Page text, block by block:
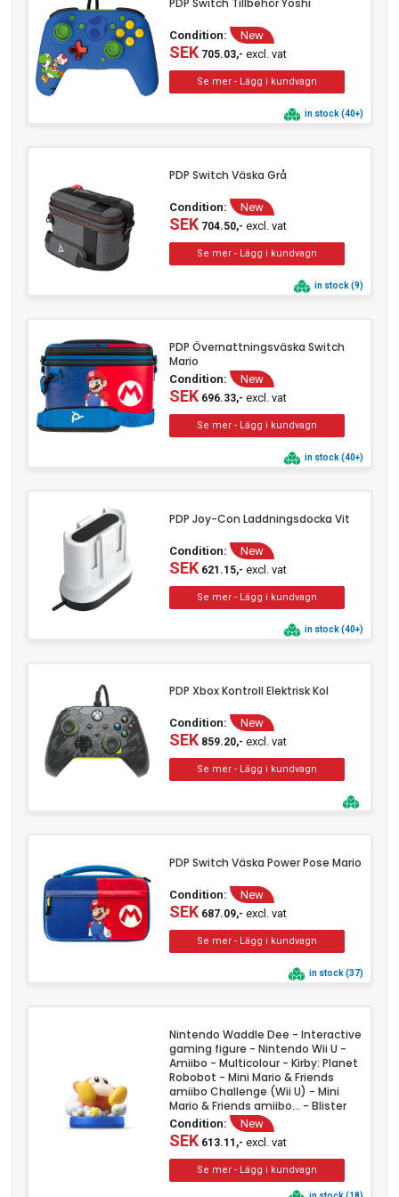
Clothing
Beauty & Healthcare
Software
PDP Switch Tillbehör Yoshi
Condition: New
SEK705.03,- excl. vat
in stock (40+)
PDP Switch Väska Grå
Condition: New
SEK704.50,- excl. vat
in stock (9)
PDP Övernattningsväska Switch
Mario
Condition: New
SEK696.33,- excl. vat
in stock (40+)
PDP Joy-Con Laddningsdocka Vit
Condition: New
SEK621.15,- excl. vat
in stock (40+)
PDP Xbox Kontroll Elektrisk Kol
Condition: New
SEK859.20,- excl. vat
PDP Switch Väska Power Pose Mario
Condition: New
SEK687.09,- excl. vat
in stock (37)
Nintendo Waddle Dee - Interactive
gaming figure - Nintendo Wii U -
Amiibo - Multicolour - Kirby: Planet
Robobot - Mini Mario & Friends
amiibo Challenge (Wii U) - Mini
Mario & Friends amiibo... - Blister
Condition: New
SEK613.11,- excl. vat